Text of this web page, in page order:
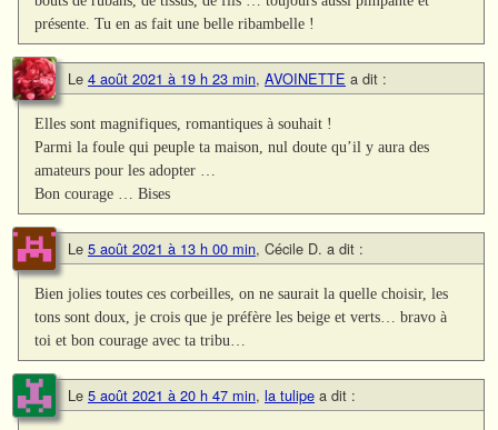
présente. Tu en as fait une belle ribambelle !
Le 4 août 2021 à 19 h 23 min, AVOINETTE a dit :
Elles sont magnifiques, romantiques à souhait !
Parmi la foule qui peuple ta maison, nul doute qu’il y aura des
amateurs pour les adopter …
Bon courage … Bises
Le 5 août 2021 à 13 h 00 min, Cécile D. a dit :
Bien jolies toutes ces corbeilles, on ne saurait la quelle choisir, les
tons sont doux, je crois que je préfère les beige et verts… bravo à
toi et bon courage avec ta tribu…
Le 5 août 2021 à 20 h 47 min, la tulipe a dit :